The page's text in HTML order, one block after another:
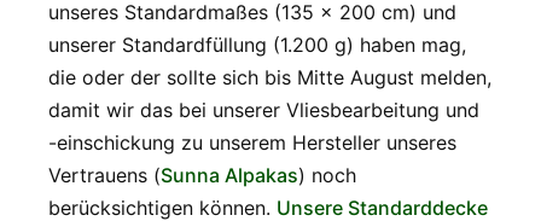
unseres Standardmaßes (135 x 200 cm) und
unserer Standardfüllung (1.200 g) haben mag,
die oder der sollte sich bis Mitte August melden,
damit wir das bei unserer Vliesbearbeitung und
-einschickung zu unserem Hersteller unseres
Vertrauens (Sunna Alpakas) noch
berücksichtigen können. Unsere Standarddecke